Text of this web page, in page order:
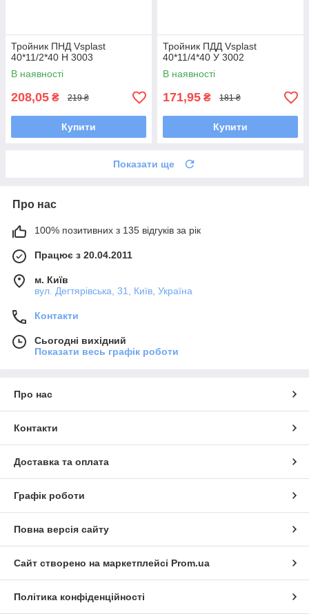
Тройник ПНД Vsplast
40*11/2*40 Н 3003
В наявності
208,05 ₴ 219 ₴
Купити
Тройник ПДД Vsplast
40*11/4*40 У 3002
В наявності
171,95 ₴ 181 ₴
Купити
Показати ще
Про нас
100% позитивних з 135 відгуків за рік
Працює з 20.04.2011
м. Київ
вул. Дегтярівська, 31, Київ, Україна
Контакти
Сьогодні вихідний
Показати весь графік роботи
Про нас
Контакти
Доставка та оплата
Графік роботи
Повна версія сайту
Сайт створено на маркетплейсі Prom.ua
Політика конфіденційності